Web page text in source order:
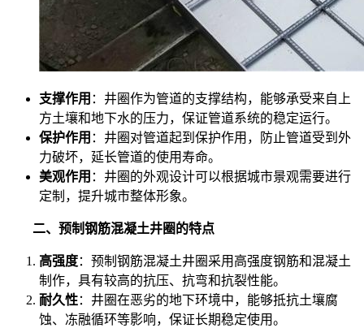
支撑作用 ：井圈作为管道的支撑结构，能够承受来自上
方土壤和地下水的压力，保证管道系统的稳定运行。
保护作用 ：井圈对管道起到保护作用，防止管道受到外
力破坏，延长管道的使用寿命。
美观作用 ：井圈的外观设计可以根据城市景观需要进行
定制，提升城市整体形象。
二、预制钢筋混凝土井圈的特点
高强度：预制钢筋混凝土井圈采用高强度钢筋和混凝土
制作，具有较高的抗压、抗弯和抗裂性能。
耐久性：井圈在恶劣的地下环境中，能够抵抗土壤腐
蚀、冻融循环等影响，保证长期稳定使用。